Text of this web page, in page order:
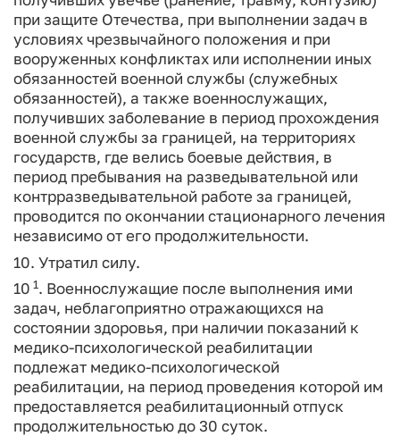
при защите Отечества, при выполнении задач в
условиях чрезвычайного положения и при
вооруженных конфликтах или исполнении иных
обязанностей военной службы (служебных
обязанностей), а также военнослужащих,
получивших заболевание в период прохождения
военной службы за границей, на территориях
государств, где велись боевые действия, в
период пребывания на разведывательной или
контрразведывательной работе за границей,
проводится по окончании стационарного лечения
независимо от его продолжительности.
10. Утратил силу.
10 1 . Военнослужащие после выполнения ими
задач, неблагоприятно отражающихся на
состоянии здоровья, при наличии показаний к
медико-психологической реабилитации
подлежат медико-психологической
реабилитации, на период проведения которой им
предоставляется реабилитационный отпуск
продолжительностью до 30 суток.